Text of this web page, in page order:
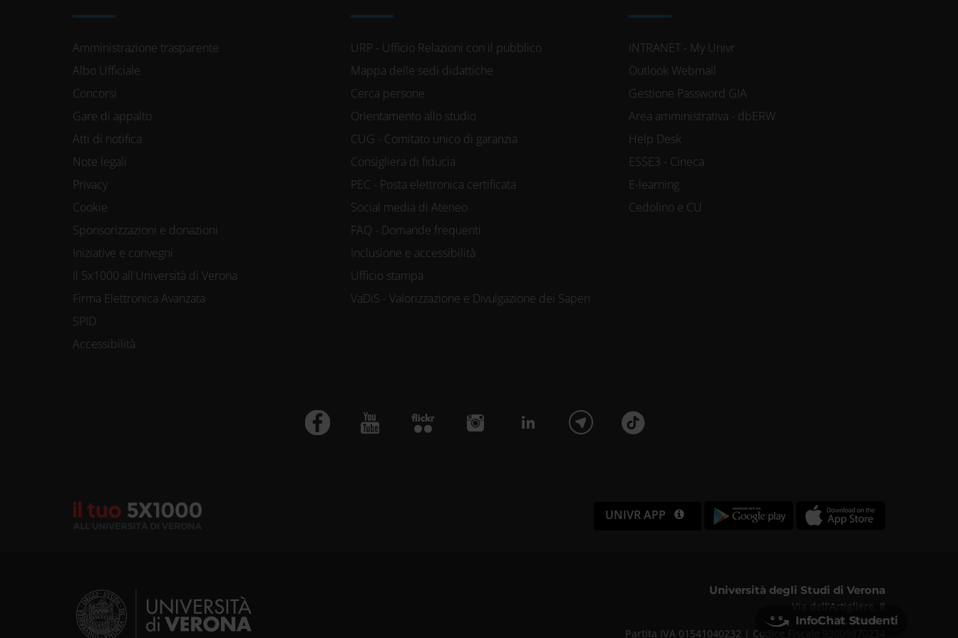
Amministrazione trasparente
Albo Ufficiale
Concorsi
Gare di appalto
Atti di notifica
Note legali
Privacy
Cookie
Sponsorizzazioni e donazioni
Iniziative e convegni
Il 5x1000 all'Università di Verona
Firma Elettronica Avanzata
SPID
Accessibilità
URP - Ufficio Relazioni con il pubblico
Mappa delle sedi didattiche
Cerca persone
Orientamento allo studio
CUG - Comitato unico di garanzia
Consigliera di fiducia
PEC - Posta elettronica certificata
Social media di Ateneo
FAQ - Domande frequenti
Inclusione e accessibilità
Ufficio stampa
VaDiS - Valorizzazione e Divulgazione dei Saperi
INTRANET - My Univr
Outlook Webmail
Gestione Password GIA
Area amministrativa - dbERW
Help Desk
ESSE3 - Cineca
E-learning
Cedolino e CU
UNIVR APP
Università degli Studi di Verona
Via dell'Artigliere, 8
37129, Verona
Partita IVA 01541040232 | Codice Fiscale 93009870234
InfoChat Studenti